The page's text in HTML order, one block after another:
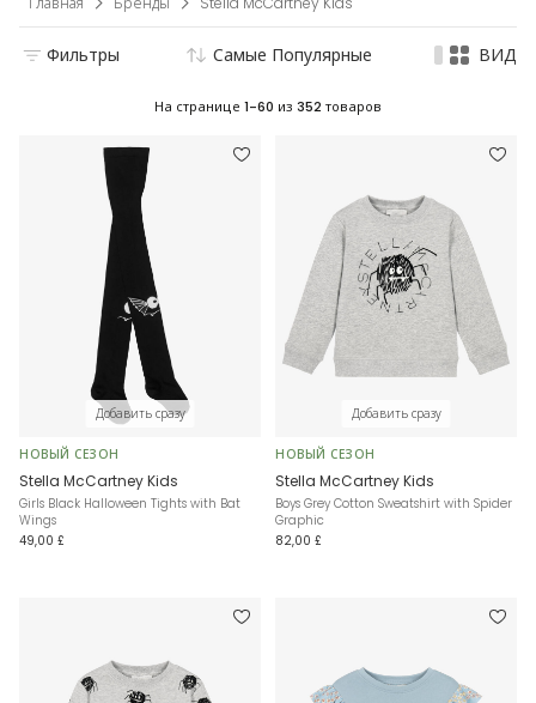
Фильтры Самые Популярные ВИД
На странице 1-60 из 352 товаров
Добавить сразу
НОВЫЙ СЕЗОН
Stella McCartney Kids
Girls Black Halloween Tights with Bat
Wings
49,00 £
Добавить сразу
НОВЫЙ СЕЗОН
Stella McCartney Kids
Boys Grey Cotton Sweatshirt with Spider
Graphic
82,00 £